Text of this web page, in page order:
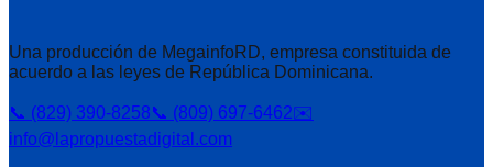
Una producción de MegainfoRD, empresa constituida de
acuerdo a las leyes de República Dominicana.
📞 (829) 390-8258📞 (809) 697-6462✉️
info@lapropuestadigital.com